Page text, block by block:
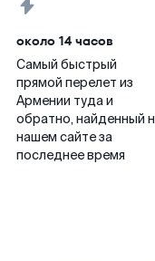
около 14 часов
Самый быстрый
прямой перелет из
Армении туда и
обратно, найденный
нашем сайте за
последнее время